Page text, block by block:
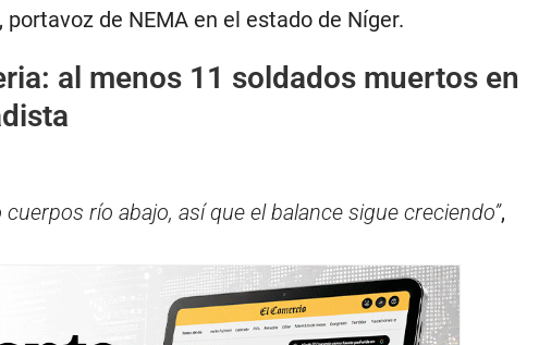
de NEMA en el estado de Níger.
al menos 11 soldados muertos en
río abajo, así que el balance sigue creciendo”,